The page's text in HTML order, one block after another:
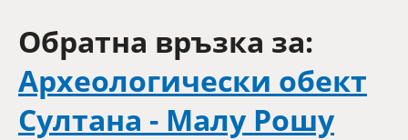
Обратна връзка за:
Археологически обект
Султана - Малу Рошу